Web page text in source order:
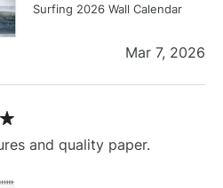
Surfing 2026 Wall Calendar
Mar 7, 2026
and quality paper.